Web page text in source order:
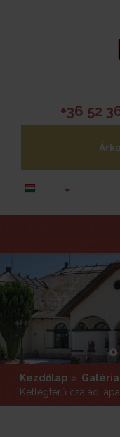
+36 52
Kezdőlap » Galéria
Kétlégterű családi